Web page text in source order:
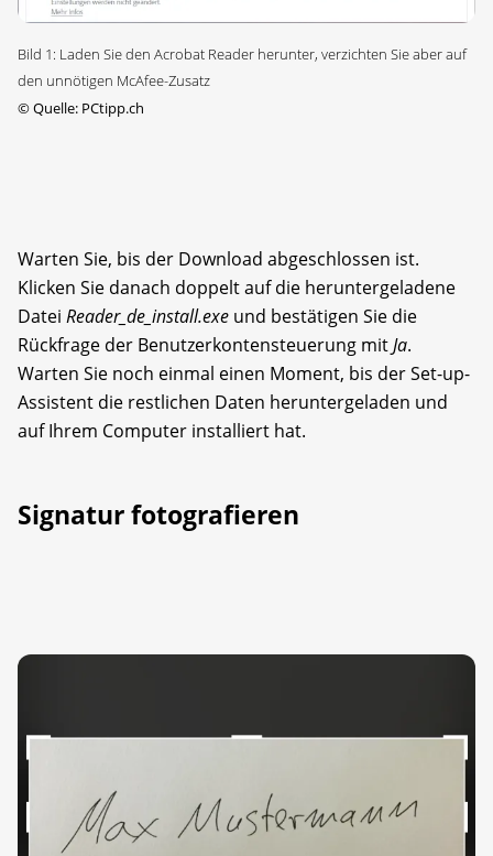
Bild 1: Laden Sie den Acrobat Reader herunter, verzichten Sie aber auf
den unnötigen McAfee-Zusatz
©Quelle: PCtipp.ch
Warten Sie, bis der Download abgeschlossen ist.
Klicken Sie danach doppelt auf die heruntergeladene
Datei Reader_de_install.exe und bestätigen Sie die
Rückfrage der Benutzerkontensteuerung mitJa.
Warten Sie noch einmal einen Moment, bis der Set-up-
Assistent die restlichen Daten heruntergeladen und
auf Ihrem Computer installiert hat.
Signatur fotografieren